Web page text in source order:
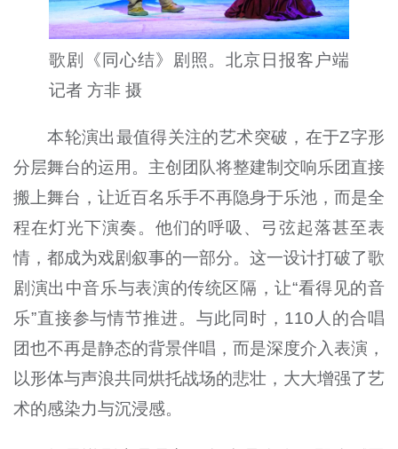
歌剧《同心结》剧照。北京日报客户端
记者 方非 摄
本轮演出最值得关注的艺术突破，在于Z字形
分层舞台的运用。主创团队将整建制交响乐团直接
搬上舞台，让近百名乐手不再隐身于乐池，而是全
程在灯光下演奏。他们的呼吸、弓弦起落甚至表
情，都成为戏剧叙事的一部分。这一设计打破了歌
剧演出中音乐与表演的传统区隔，让“看得见的音
乐”直接参与情节推进。与此同时，110人的合唱
团也不再是静态的背景伴唱，而是深度介入表演，
以形体与声浪共同烘托战场的悲壮，大大增强了艺
术的感染力与沉浸感。